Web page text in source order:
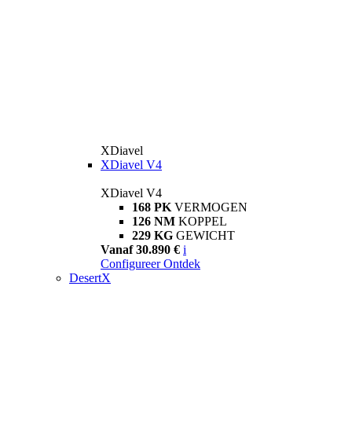
XDiavel
XDiavel V4
XDiavel V4
168 PK VERMOGEN
126 NM KOPPEL
229 KG GEWICHT
Vanaf 30.890 € i
Configureer Ontdek
DesertX